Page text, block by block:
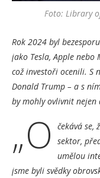
Foto: Library
Rok 2024 byl
jako Tesla, Apple
což investoři ocenili. S
Donald Trump – a s
by mohly ovlivnit
„O
čekává se,
sektor,
umělou
jsme byli svědky